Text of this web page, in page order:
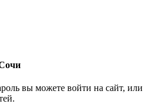
вы можете войти на сайт, или